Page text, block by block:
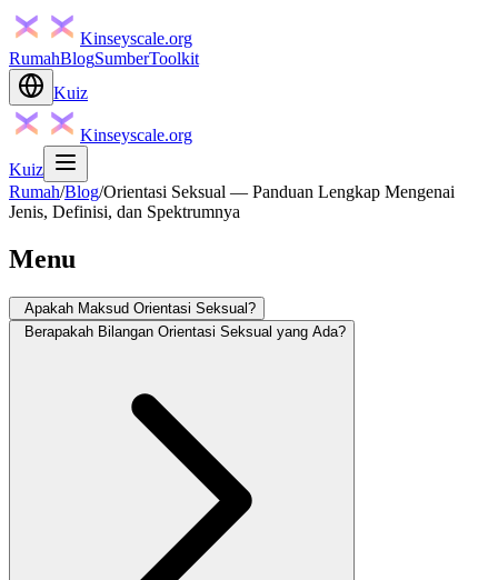
Kinseyscale.org
RumahBlogSumberToolkit
Kuiz
Kinseyscale.org
Kuiz
Rumah/Blog/Orientasi Seksual — Panduan Lengkap Mengenai
Jenis, Definisi, dan Spektrumnya
Menu
Apakah Maksud Orientasi Seksual?
Berapakah Bilangan Orientasi Seksual yang Ada?